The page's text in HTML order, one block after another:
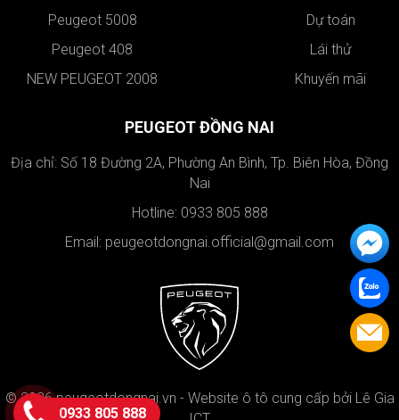
Peugeot 5008
Peugeot 408
NEW PEUGEOT 2008
Dự toán
Lái thử
Khuyến mãi
PEUGEOT ĐỒNG NAI
Địa chỉ: Số 18 Đường 2A, Phường An Bình, Tp. Biên Hòa, Đồng
Nai
Hotline: 0933 805 888
Email: peugeotdongnai.official@gmail.com
© 2026 peugeotdongnai.vn - Website ô tô cung cấp bởi Lê Gia
0933 805 888